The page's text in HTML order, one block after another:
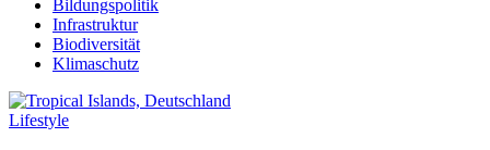
Bildungspolitik
Infrastruktur
Biodiversität
Klimaschutz
Lifestyle